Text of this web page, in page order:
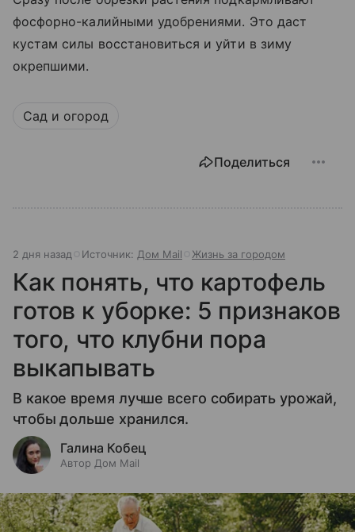
фосфорно-калийными удобрениями. Это даст
кустам силы восстановиться и уйти в зиму
окрепшими.
Сад и огород
Поделиться
2 дня назад Источник: Дом Mail Жизнь за городом
Как понять, что картофель
готов к уборке: 5 признаков
того, что клубни пора
выкапывать
В какое время лучше всего собирать урожай,
чтобы дольше хранился.
Галина Кобец
Автор Дом Mail